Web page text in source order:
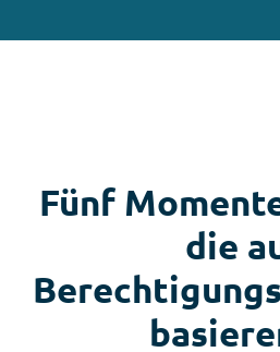
Fünf
die